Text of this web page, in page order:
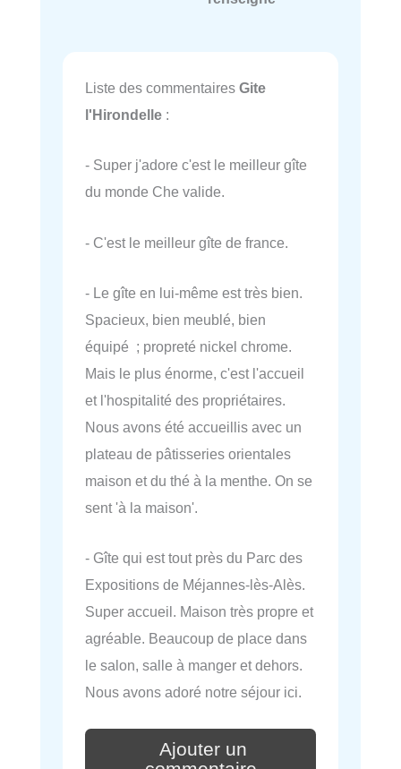
Liste des commentaires Gite
l'Hirondelle :
- Super j'adore c'est le meilleur gîte
du monde Che valide.
- C'est le meilleur gîte de france.
- Le gîte en lui-même est très bien.
Spacieux, bien meublé, bien
équipé ; propreté nickel chrome.
Mais le plus énorme, c'est l'accueil
et l'hospitalité des propriétaires.
Nous avons été accueillis avec un
plateau de pâtisseries orientales
maison et du thé à la menthe. On se
sent 'à la maison'.
- Gîte qui est tout près du Parc des
Expositions de Méjannes-lès-Alès.
Super accueil. Maison très propre et
agréable. Beaucoup de place dans
le salon, salle à manger et dehors.
Nous avons adoré notre séjour ici.
Ajouter un